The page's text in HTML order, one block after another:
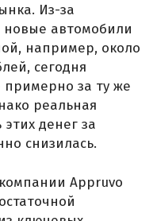
Из-за
новые автомобили
например, около
сегодня
примерно за ту же
реальная
денег за
снизилась.
Appruvo